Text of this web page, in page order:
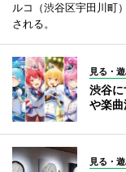
ルコ（渋谷区宇田川町
される。
見る・
渋谷
や楽
見る・